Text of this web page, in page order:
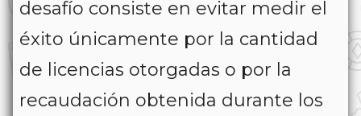
desafío consiste en evitar medir el
éxito únicamente por la cantidad
de licencias otorgadas o por la
recaudación obtenida durante los